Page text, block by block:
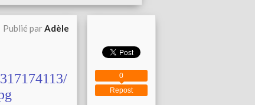
Publié parAdèle
Repost
0